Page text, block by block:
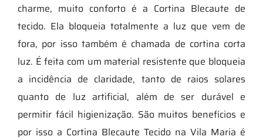
charme, muito conforto é a Cortina Blecaute de
tecido. Ela bloqueia totalmente a luz que vem de
fora, por isso também é chamada de cortina corta
luz. É feita com um material resistente que bloqueia
a incidência de claridade, tanto de raios solares
quanto de luz artificial, além de ser durável e
permitir fácil higienização. São muitos benefícios e
por isso a Cortina Blecaute Tecido na Vila Maria é